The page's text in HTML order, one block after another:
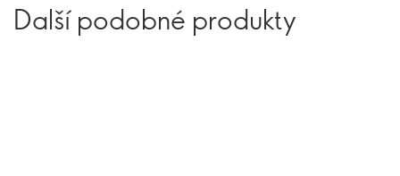
Další podobné produkty